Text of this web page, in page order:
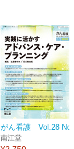
がん看護 Vol.28 No.2
南江堂